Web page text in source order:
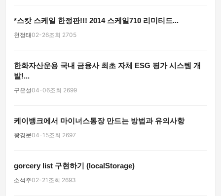
*스캇 스케일 한정판!!! 2014 스케일710 리미티드...
천정태02-26조회 2705
한화자산운용 국내 금융사 최초 자체 ESG 평가 시스템 개
발!...
구은설04-06조회 2699
케이뱅크에서 마이너스통장 만드는 방법과 유의사항
왕경문04-15조회 2697
gorcery list 구현하기 (localStorage)
소석주02-21 조회 2693